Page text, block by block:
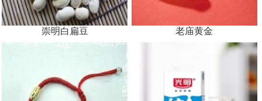
崇明白扁豆 老庙黄金